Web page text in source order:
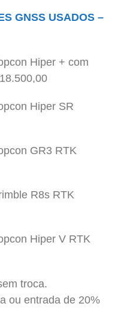
GNSS USADOS –
Hiper + com
Hiper SR
GR3 RTK
R8s RTK
Hiper V RTK
troca.
ou entrada de 20%